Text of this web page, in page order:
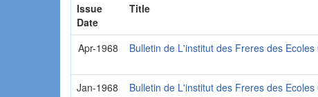
Issue
Date
Title
Apr-1968 Bulletin de L'institut des Freres des
Jan-1968
Bulletin de L'institut des Freres des